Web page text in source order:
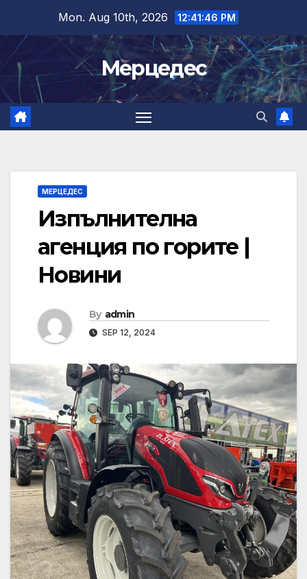
content
Mon. Aug 10th, 2026 12:41:47 PM
Мерцедес
МЕРЦЕДЕС
Изпълнителна
агенция по горите |
Новини
By admin
SEP 12, 2024